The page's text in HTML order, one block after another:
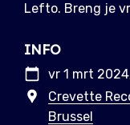
Lefto. Breng je
INFO
vr 1 mrt
Crevette
Brussel